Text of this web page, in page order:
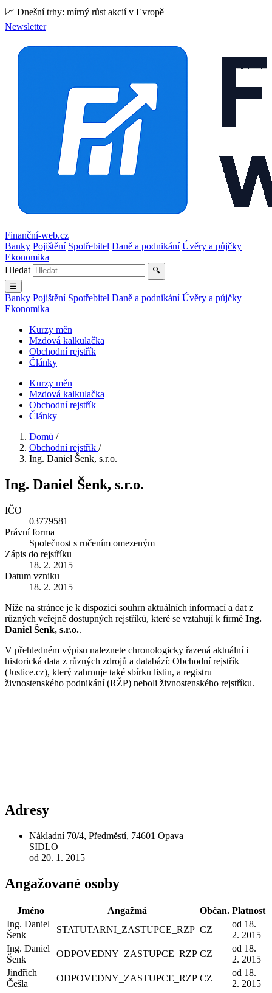
📈 Dnešní trhy: mírný růst akcií v Evropě
Newsletter
Finanční-web.cz
Banky Pojištění Spotřebitel Daně a podnikání Úvěry a půjčky
Ekonomika
Hledat
🔍
☰
Banky Pojištění Spotřebitel Daně a podnikání Úvěry a půjčky
Ekonomika
Kurzy měn
Mzdová kalkulačka
Obchodní rejstřík
Články
Kurzy měn
Mzdová kalkulačka
Obchodní rejstřík
Články
Domů /
Obchodní rejstřík /
Ing. Daniel Šenk, s.r.o.
Ing. Daniel Šenk, s.r.o.
IČO
03779581
Právní forma
Společnost s ručením omezeným
Zápis do rejstříku
18. 2. 2015
Datum vzniku
18. 2. 2015
Níže na stránce je k dispozici souhrn aktuálních informací a dat z
různých veřejně dostupných rejstříků, které se vztahují k firmě Ing.
Daniel Šenk, s.r.o..
V přehledném výpisu naleznete chronologicky řazená aktuální i
historická data z různých zdrojů a databází: Obchodní rejstřík
(Justice.cz), který zahrnuje také sbírku listin, a registru
živnostenského podnikání (RŽP) neboli živnostenského rejstříku.
Adresy
Nákladní 70/4, Předměstí, 74601 Opava
SIDLO
od 20. 1. 2015
Angažované osoby
Jméno Angažmá Občan. Platnost
Ing. Daniel
Šenk
STATUTARNI_ZASTUPCE_RZP CZ
od 18.
2. 2015
Ing. Daniel
Šenk
ODPOVEDNY_ZASTUPCE_RZP CZ
od 18.
2. 2015
Jindřich
Češla
ODPOVEDNY_ZASTUPCE_RZP CZ
od 18.
2. 2015